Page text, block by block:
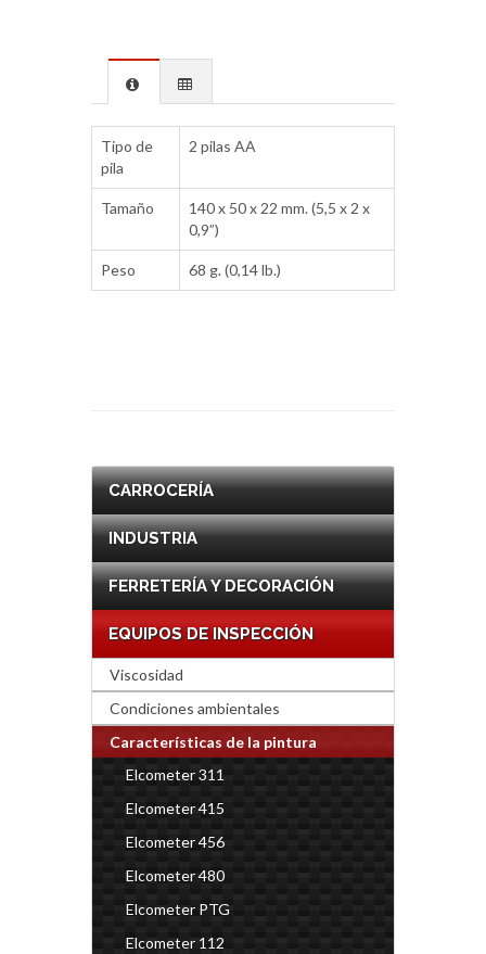
Tipo de
pila
2 pilas AA
Tamaño
140 x 50 x 22 mm. (5,5 x 2 x
0,9”)
Peso 68 g. (0,14 lb.)
CARROCERÍA
INDUSTRIA
FERRETERÍA Y DECORACIÓN
EQUIPOS DE INSPECCIÓN
Viscosidad
Condiciones ambientales
Características de la pintura
Elcometer 311
Elcometer 415
Elcometer 456
Elcometer 480
Elcometer PTG
Elcometer 112